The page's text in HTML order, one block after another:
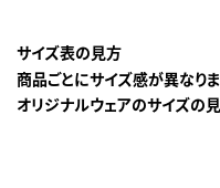
サイズ表の見方
商品ごとにサイズ感が異なり
オリジナルウェアのサイズの